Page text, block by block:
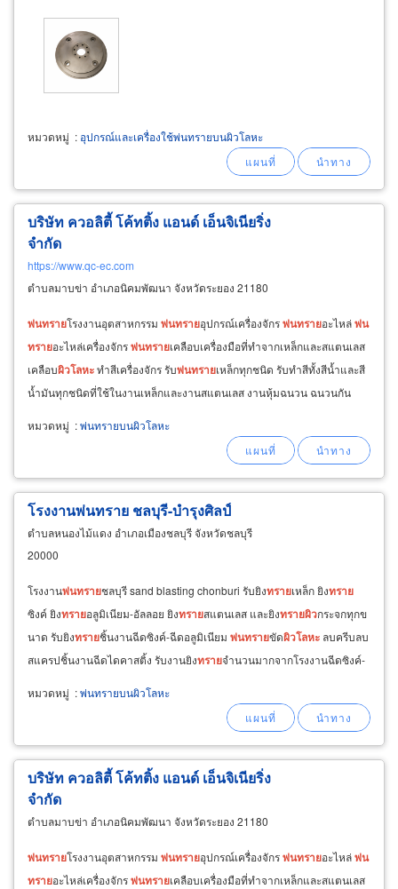
ถูกกว่า
หมวดหมู่ : อุปกรณ์และเครื่องใช้พ่นทรายบนผิวโลหะ
บริษัท ควอลิตี้ โค้ทติ้ง แอนด์ เอ็นจิเนียริ่ง
จำกัด
https://www.qc-ec.com
ตำบลมาบข่า อำเภอนิคมพัฒนา จังหวัดระยอง 21180
พ่นทรายโรงงานอุตสาหกรรม พ่นทรายอุปกรณ์เครื่องจักรพ่นทรายอะไหล่พ่น
ทรายอะไหล่เครื่องจักรพ่นทรายเคลือบเครื่องมือที่ทำจากเหล็กและสแตนเลส
เคลือบผิวโลหะทำสีเครื่องจักร รับพ่นทรายเหล็กทุกชนิด รับทำสีทั้งสีน้ำและสี
น้ำมันทุกชนิดที่ใช้ในงานเหล็กและงานสแตนเลส งานหุ้มฉนวน ฉนวนกัน
หมวดหมู่ :พ่นทรายบนผิวโลหะ
โรงงานพ่นทราย ชลบุรี-บำรุงศิลป์
ตำบลหนองไม้แดง อำเภอเมืองชลบุรี จังหวัดชลบุรี
20000
โรงงานพ่นทรายชลบุรี sand blasting chonburi รับยิงทรายเหล็ก ยิงทราย
ซิงค์ ยิงทรายอลูมิเนียม-อัลลอย ยิงทรายสแตนเลส และยิงทรายผิวกระจกทุกข
นาด รับยิงทรายชิ้นงานฉีดซิงค์-ฉีดอลูมิเนียม พ่นทรายขัดผิวโลหะ ลบครีบลบ
สแครปชิ้นงานฉีดไดคาสติ้ง รับงานยิงทรายจำนวนมากจากโรงงานฉีดซิงค์-
หมวดหมู่ :พ่นทรายบนผิวโลหะ
บริษัท ควอลิตี้ โค้ทติ้ง แอนด์ เอ็นจิเนียริ่ง
จำกัด
ตำบลมาบข่า อำเภอนิคมพัฒนา จังหวัดระยอง 21180
พ่นทรายโรงงานอุตสาหกรรม พ่นทรายอุปกรณ์เครื่องจักรพ่นทรายอะไหล่พ่น
ทรายอะไหล่เครื่องจักรพ่นทรายเคลือบเครื่องมือที่ทำจากเหล็กและสแตนเลส